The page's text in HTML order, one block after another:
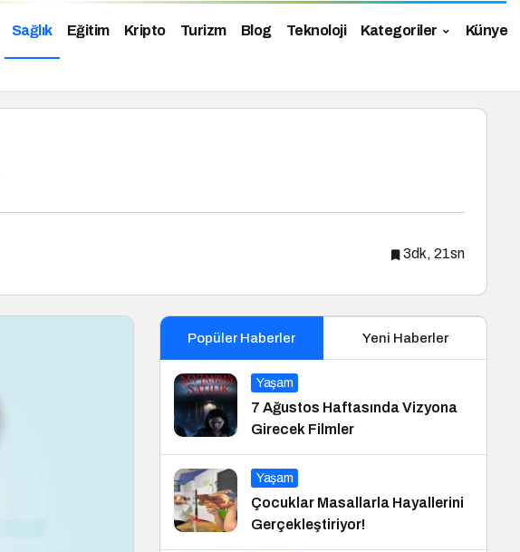
Sağlık Eğitim Kripto Turizm Blog Teknoloji Kategoriler Künye
3dk, 21sn
Popüler Haberler Yeni Haberler
Yaşam
7 Ağustos Haftasında Vizyona
Girecek Filmler
Yaşam
Çocuklar Masallarla Hayallerini
Gerçekleştiriyor!